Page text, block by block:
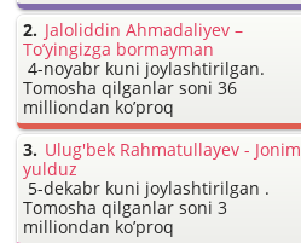
Jaloliddin Ahmadaliyev –
To’yingizga bormayman
4-noyabr kuni joylashtirilgan.
Tomosha qilganlar soni 36
milliondan ko’proq
Ulug'bek Rahmatullayev - Jonim
yulduz
5-dekabr kuni joylashtirilgan .
Tomosha qilganlar soni 3
milliondan ko’proq